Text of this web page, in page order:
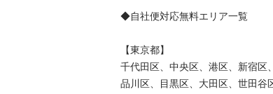
◆自社便対応無料エリア一覧
【東京都】
千代田区、中央区、港区、新宿区
品川区、目黒区、大田区、世田谷